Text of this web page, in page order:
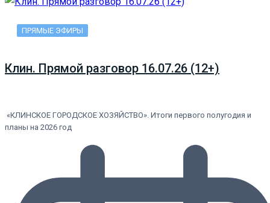
ПРЯМЫЕ ЭФИРЫ
Клин. Прямой разговор 16.07.26 (12+)
«КЛИНСКОЕ ГОРОДСКОЕ ХОЗЯЙСТВО». Итоги первого полугодия и
планы на 2026 год